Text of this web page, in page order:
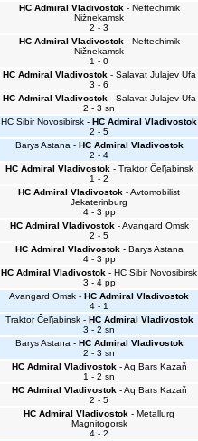
HC Admiral Vladivostok- Neftechimik
Nižnekamsk
2 - 3
HC Admiral Vladivostok- Neftechimik
Nižnekamsk
1 - 0
HC Admiral Vladivostok- Salavat Julajev Ufa
3 - 6
HC Admiral Vladivostok- Salavat Julajev Ufa
2 - 3 sn
HC Sibir Novosibirsk - HC Admiral Vladivostok
2 - 5
Barys Astana - HC Admiral Vladivostok
2 - 4
HC Admiral Vladivostok- Traktor Čeľjabinsk
1 - 2
HC Admiral Vladivostok - Avtomobilist
Jekaterinburg
4 - 3 pp
HC Admiral Vladivostok- Avangard Omsk
2 - 5
HC Admiral Vladivostok- Barys Astana
4 - 3 pp
HC Admiral Vladivostok - HC Sibir Novosibirsk
3 - 4 pp
Avangard Omsk - HC Admiral Vladivostok
4 - 1
Traktor Čeľjabinsk - HC Admiral Vladivostok
3 - 2 sn
Barys Astana - HC Admiral Vladivostok
2 - 3 sn
HC Admiral Vladivostok- Aq Bars Kazaň
1 - 2 sn
HC Admiral Vladivostok- Aq Bars Kazaň
2 - 5
HC Admiral Vladivostok - Metallurg
Magnitogorsk
4 - 2